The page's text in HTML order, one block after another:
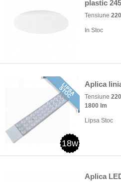
plastic
Tensiune
In Stoc
18w
Aplica
Tensiune
1800 lm
Lipsa Stoc
Aplica